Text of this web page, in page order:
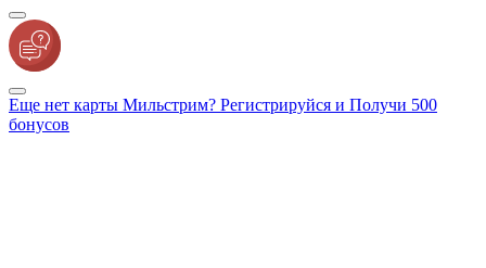
Еще нет карты Мильстрим? Регистрируйся и Получи 500
бонусов